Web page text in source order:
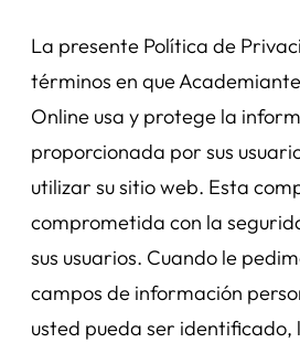
La presente Política de
términos en que
Online usa y protege la
proporcionada por sus
utilizar su sitio web. Esta
comprometida con la
sus usuarios. Cuando le
campos de información
usted pueda ser identificado,